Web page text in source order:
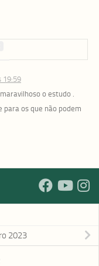
19:59
o estudo .
os que não podem
2023